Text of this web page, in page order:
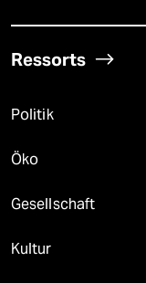
Ressorts
Politik
Öko
Gesellschaft
Kultur